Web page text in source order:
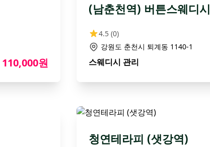
110,000원
(남춘천역) 버튼스웨디시
4.5(0)
강원도 춘천시 퇴계동 1140-1
스웨디시 관리
청연테라피 (샛강역)